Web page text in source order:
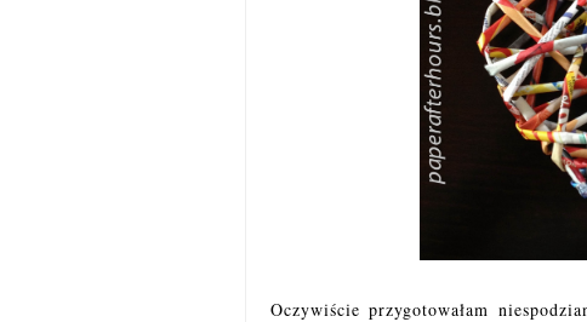
Oczywiście przygotowałam